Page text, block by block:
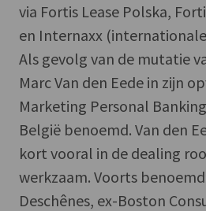
via Fortis Lease Polska,
en Internaxx
Als gevolg van de mutatie
Marc Van den Eede in zijn
Marketing Personal
België benoemd. Van den
kort vooral in de dealing
werkzaam. Voorts
Deschênes, ex-Boston